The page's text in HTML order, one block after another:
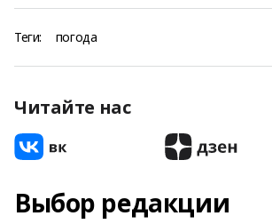
Теги: погода
Читайте нас
Выбор редакции